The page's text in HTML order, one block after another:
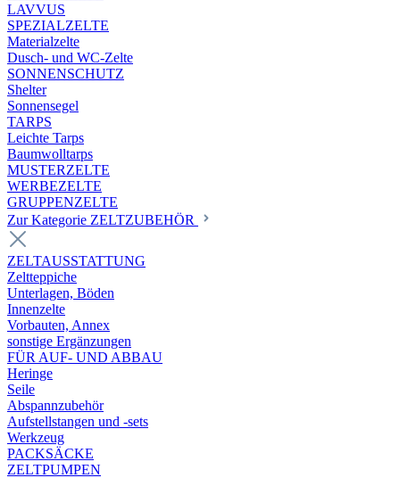
LAVVUS
SPEZIALZELTE
Materialzelte
Dusch- und WC-Zelte
SONNENSCHUTZ
Shelter
Sonnensegel
TARPS
Leichte Tarps
Baumwolltarps
MUSTERZELTE
WERBEZELTE
GRUPPENZELTE
Zur Kategorie ZELTZUBEHÖR
ZELTAUSSTATTUNG
Zeltteppiche
Unterlagen, Böden
Innenzelte
Vorbauten, Annex
sonstige Ergänzungen
FÜR AUF- UND ABBAU
Heringe
Seile
Abspannzubehör
Aufstellstangen und -sets
Werkzeug
PACKSÄCKE
ZELTPUMPEN